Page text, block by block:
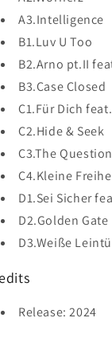
A3.Intelligence
B1.Luv U Too
B2.Arno pt.II
B3.Case Closed
C1.Für Dich
C2.Hide & Seek
C3.The Question
C4.Kleine
D1.Sei Sicher
D2.Golden Gate
D3.Weiße
Release: 2024